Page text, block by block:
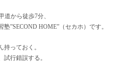
道から徒歩7分、
”SECOND HOME”（セカホ）です。
っておく。
行錯誤する。